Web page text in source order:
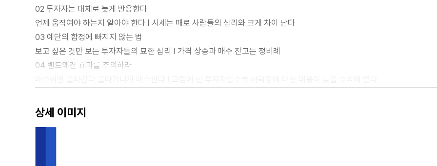
02 투자자는 대체로 늦게 반응한다
언제 움직여야 하는지 알아야 한다 | 시세는 때로 사람들의 심리와 크게 차이 난다
03 예단의 함정에 빠지지 않는 법
보고 싶은 것만 보는 투자자들의 묘한 심리 | 가격 상승과 매수 잔고는 정비례
04 밴드왜건 효과를 주의하라
시장 성쇠의 모델을 읽자 | 단위일수당 수익률 변화를 그래프로 만들어보면 | 단위일수당 수익률 저하는 이미 시작되었다
06 자산의 가치 하락은 투매를 유발하는 방아쇠다
상세 이미지